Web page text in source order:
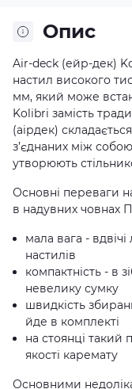
Опис
Air-deck (ейр-дек)
настил високого
мм, який може
Kolibri замість
(аірдек)
з’єднаних між
утворюють
Основні переваги
в надувних човнах
мала вага -
настилів
компактність - в
невелику сумку
швидкість
йде в комплекті
на стоянці
якості каремату
Основними